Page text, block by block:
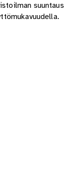
suuntaus